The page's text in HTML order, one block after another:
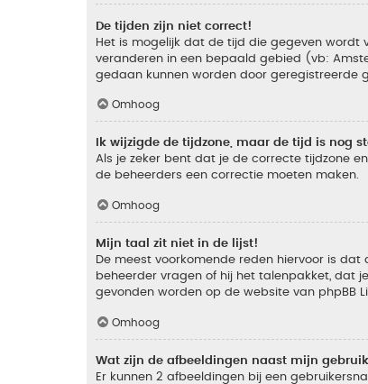
De tijden zijn niet correct!
Het is mogelijk dat de tijd die gegeven wordt
veranderen in een bepaald gebied (vb:
gedaan kunnen worden door geregistreerde
Omhoog
Ik wijzigde de tijdzone, maar de tijd is nog
Als je zeker bent dat je de correcte tijdzone
de beheerders een correctie moeten maken.
Omhoog
Mijn taal zit niet in de lijst!
De meest voorkomende reden hiervoor is
beheerder vragen of hij het talenpakket, dat
gevonden worden op de website van phpBB
Omhoog
Wat zijn de afbeeldingen naast mijn
Er kunnen 2 afbeeldingen bij een